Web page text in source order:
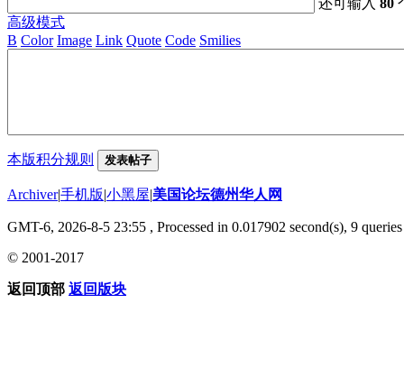
高级模式
B Color Image Link Quote Code Smilies
本版积分规则 发表帖子
Archiver|手机版|小黑屋|美国论坛德州华人网
GMT-6, 2026-8-5 23:55 , Processed in 0.017902 second(s), 9
© 2001-2017
返回顶部 返回版块